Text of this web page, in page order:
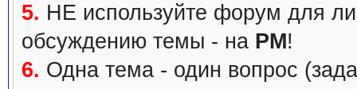
5. НЕ используйте форум для
обсуждению темы - на PM!
6. Одна тема - один вопрос